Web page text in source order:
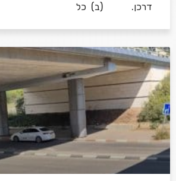
דרכן. (ב) כל